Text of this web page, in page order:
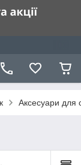
Аксесуари для